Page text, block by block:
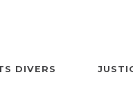
DIVERS